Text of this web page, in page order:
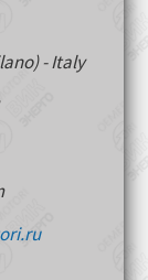
- Italy